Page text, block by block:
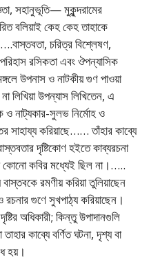
সহানুভূতি— মুকুন্দরামের
বলিয়াই কেহ কেহ তাহাকে
চরিত্র বিশ্লেষণ,
রসিকতা এবং ঔপন্যাসিক
উপনাস ও নাটকীয় গুণ পাওয়া
লিখিয়া উপন্যাস লিখিতেন, এ
নাট্যকার-সুলভ নির্মোহ ও
সাহায্য করিয়াছে…… তাঁহার কাব্যে
দৃষ্টিকোণ হইতে কাব্যরচনা
কোনো কবির মধ্যেই ছিল না।…..
রমণীয় করিয়া তুলিয়াছেন
রচনার গুণে সুখপাঠ্য করিয়াছেন।
অধিকারী; কিন্তু উপাদানগুলি
কাব্যে বর্ণিত ঘটনা, দৃশ্য বা
হয়।